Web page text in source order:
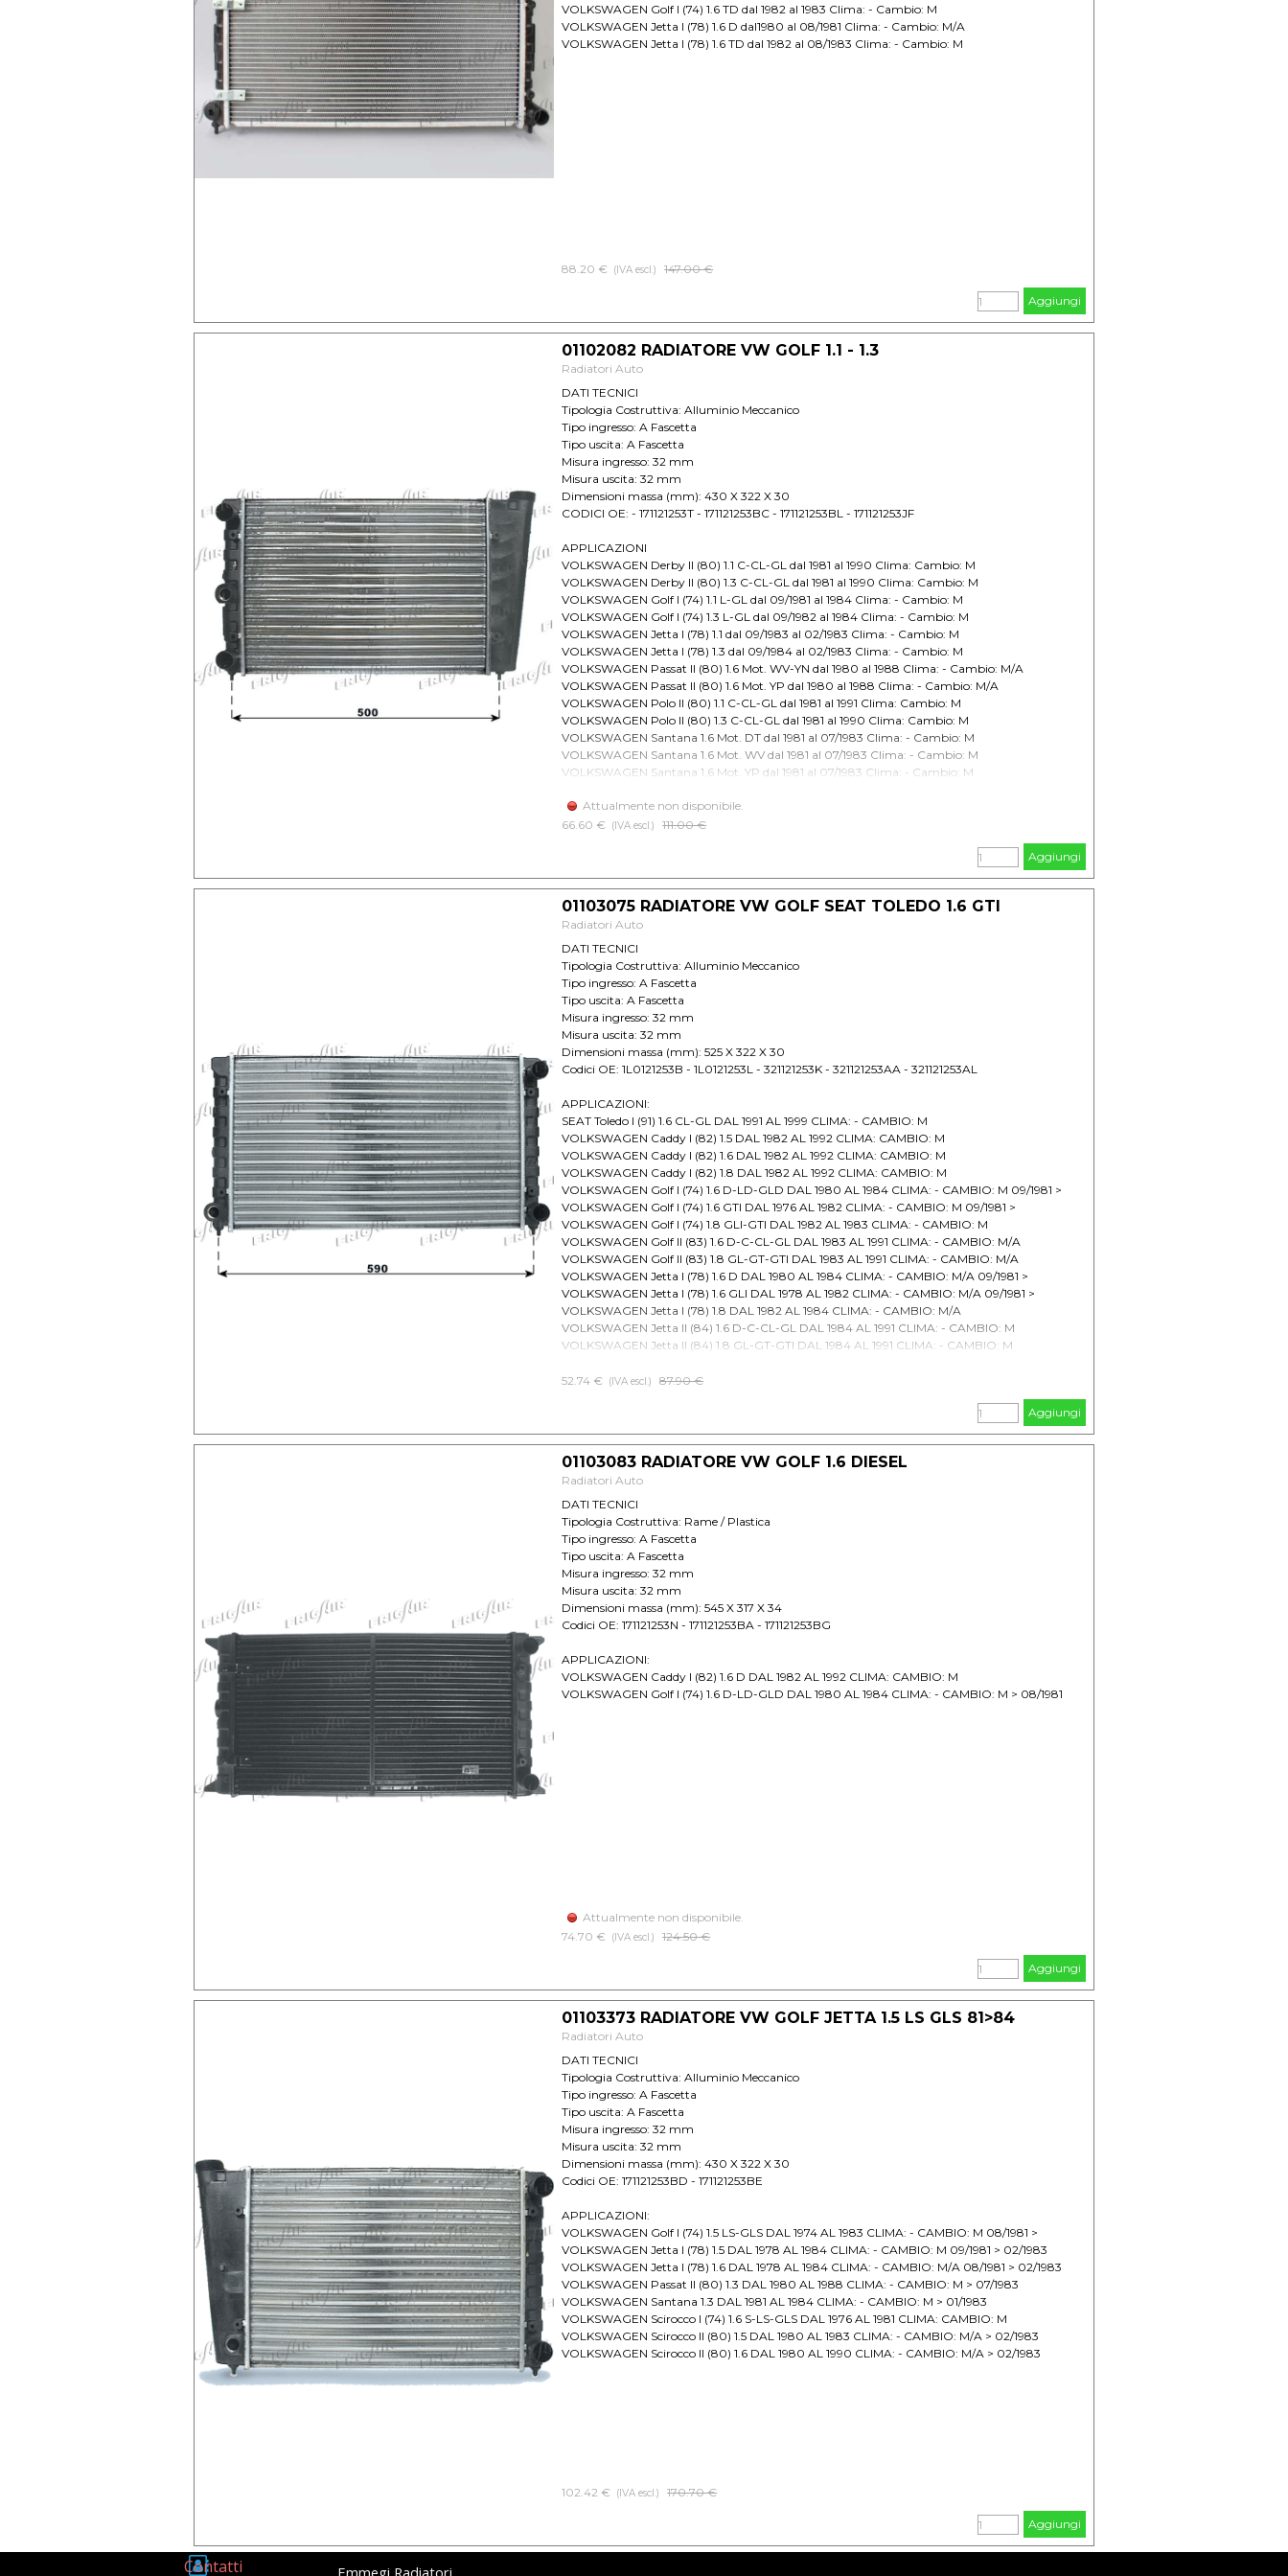
VOLKSWAGEN Golf I (74) 1.6 TD dal 1982 al 1983 Clima: - Cambio: M
VOLKSWAGEN Jetta I (78) 1.6 D dal1980 al 08/1981 Clima: - Cambio: M/A
VOLKSWAGEN Jetta I (78) 1.6 TD dal 1982 al 08/1983 Clima: - Cambio: M
88.20 € (IVA escl.) Prezzo senza sconto
147.00 €
Aggiungi
01102082 RADIATORE VW GOLF 1.1 - 1.3
Radiatori Auto
DATI TECNICI
Tipologia Costruttiva: Alluminio Meccanico
Tipo ingresso: A Fascetta
Tipo uscita: A Fascetta
Misura ingresso: 32 mm
Misura uscita: 32 mm
Dimensioni massa (mm): 430 X 322 X 30
CODICI OE: - 171121253T - 171121253BC - 171121253BL - 171121253JF
APPLICAZIONI
VOLKSWAGEN Derby II (80) 1.1 C-CL-GL dal 1981 al 1990 Clima: Cambio: M
VOLKSWAGEN Derby II (80) 1.3 C-CL-GL dal 1981 al 1990 Clima: Cambio: M
VOLKSWAGEN Golf I (74) 1.1 L-GL dal 09/1981 al 1984 Clima: - Cambio: M
VOLKSWAGEN Golf I (74) 1.3 L-GL dal 09/1982 al 1984 Clima: - Cambio: M
VOLKSWAGEN Jetta I (78) 1.1 dal 09/1983 al 02/1983 Clima: - Cambio: M
VOLKSWAGEN Jetta I (78) 1.3 dal 09/1984 al 02/1983 Clima: - Cambio: M
VOLKSWAGEN Passat II (80) 1.6 Mot. WV-YN dal 1980 al 1988 Clima: - Cambio: M/A
VOLKSWAGEN Passat II (80) 1.6 Mot. YP dal 1980 al 1988 Clima: - Cambio: M/A
VOLKSWAGEN Polo II (80) 1.1 C-CL-GL dal 1981 al 1991 Clima: Cambio: M
VOLKSWAGEN Polo II (80) 1.3 C-CL-GL dal 1981 al 1990 Clima: Cambio: M
VOLKSWAGEN Santana 1.6 Mot. DT dal 1981 al 07/1983 Clima: - Cambio: M
VOLKSWAGEN Santana 1.6 Mot. WV dal 1981 al 07/1983 Clima: - Cambio: M
VOLKSWAGEN Santana 1.6 Mot. YP dal 1981 al 07/1983 Clima: - Cambio: M
VOLKSWAGEN Scirocco I (74) 1.5 dal 1975 al 1978 Clima: Cambio: M
VOLKSWAGEN Scirocco II (80) 1.3 dal 1980 al 02/1983 Clima: + Cambio: M
Attualmente non disponibile.
66.60 €
(IVA escl.) Prezzo senza sconto
111.00 €
Aggiungi
01103075 RADIATORE VW GOLF SEAT TOLEDO 1.6 GTI
Radiatori Auto
DATI TECNICI
Tipologia Costruttiva: Alluminio Meccanico
Tipo ingresso: A Fascetta
Tipo uscita: A Fascetta
Misura ingresso: 32 mm
Misura uscita: 32 mm
Dimensioni massa (mm): 525 X 322 X 30
Codici OE: 1L0121253B - 1L0121253L - 321121253K - 321121253AA - 321121253AL
APPLICAZIONI:
SEAT Toledo I (91) 1.6 CL-GL DAL 1991 AL 1999 CLIMA: - CAMBIO: M
VOLKSWAGEN Caddy I (82) 1.5 DAL 1982 AL 1992 CLIMA: CAMBIO: M
VOLKSWAGEN Caddy I (82) 1.6 DAL 1982 AL 1992 CLIMA: CAMBIO: M
VOLKSWAGEN Caddy I (82) 1.8 DAL 1982 AL 1992 CLIMA: CAMBIO: M
VOLKSWAGEN Golf I (74) 1.6 D-LD-GLD DAL 1980 AL 1984 CLIMA: - CAMBIO: M 09/1981 >
VOLKSWAGEN Golf I (74) 1.6 GTI DAL 1976 AL 1982 CLIMA: - CAMBIO: M 09/1981 >
VOLKSWAGEN Golf I (74) 1.8 GLI-GTI DAL 1982 AL 1983 CLIMA: - CAMBIO: M
VOLKSWAGEN Golf II (83) 1.6 D-C-CL-GL DAL 1983 AL 1991 CLIMA: - CAMBIO: M/A
VOLKSWAGEN Golf II (83) 1.8 GL-GT-GTI DAL 1983 AL 1991 CLIMA: - CAMBIO: M/A
VOLKSWAGEN Jetta I (78) 1.6 D DAL 1980 AL 1984 CLIMA: - CAMBIO: M/A 09/1981 >
VOLKSWAGEN Jetta I (78) 1.6 GLI DAL 1978 AL 1982 CLIMA: - CAMBIO: M/A 09/1981 >
VOLKSWAGEN Jetta I (78) 1.8 DAL 1982 AL 1984 CLIMA: - CAMBIO: M/A
VOLKSWAGEN Jetta II (84) 1.6 D-C-CL-GL DAL 1984 AL 1991 CLIMA: - CAMBIO: M
VOLKSWAGEN Jetta II (84) 1.8 GL-GT-GTI DAL 1984 AL 1991 CLIMA: - CAMBIO: M
VOLKSWAGEN Scirocco II (80) 1.5 DAL 1980 AL 1983 CLIMA: + CAMBIO: M/A
VOLKSWAGEN Scirocco II (80) 1.6 DAL 1980 AL 1990 CLIMA: + CAMBIO: M/A 02/1983 >
VOLKSWAGEN Scirocco II (80) 1.8 8V DAL 1982 AL 1992 CLIMA: + CAMBIO: M/A
52.74 € (IVA escl.) Prezzo senza sconto
87.90 €
Aggiungi
01103083 RADIATORE VW GOLF 1.6 DIESEL
Radiatori Auto
DATI TECNICI
Tipologia Costruttiva: Rame / Plastica
Tipo ingresso: A Fascetta
Tipo uscita: A Fascetta
Misura ingresso: 32 mm
Misura uscita: 32 mm
Dimensioni massa (mm): 545 X 317 X 34
Codici OE: 171121253N - 171121253BA - 171121253BG
APPLICAZIONI:
VOLKSWAGEN Caddy I (82) 1.6 D DAL 1982 AL 1992 CLIMA: CAMBIO: M
VOLKSWAGEN Golf I (74) 1.6 D-LD-GLD DAL 1980 AL 1984 CLIMA: - CAMBIO: M > 08/1981
Attualmente non disponibile.
74.70 €
(IVA escl.) Prezzo senza sconto
124.50 €
Aggiungi
01103373 RADIATORE VW GOLF JETTA 1.5 LS GLS 81>84
Radiatori Auto
DATI TECNICI
Tipologia Costruttiva: Alluminio Meccanico
Tipo ingresso: A Fascetta
Tipo uscita: A Fascetta
Misura ingresso: 32 mm
Misura uscita: 32 mm
Dimensioni massa (mm): 430 X 322 X 30
Codici OE: 171121253BD - 171121253BE
APPLICAZIONI:
VOLKSWAGEN Golf I (74) 1.5 LS-GLS DAL 1974 AL 1983 CLIMA: - CAMBIO: M 08/1981 >
VOLKSWAGEN Jetta I (78) 1.5 DAL 1978 AL 1984 CLIMA: - CAMBIO: M 09/1981 > 02/1983
VOLKSWAGEN Jetta I (78) 1.6 DAL 1978 AL 1984 CLIMA: - CAMBIO: M/A 08/1981 > 02/1983
VOLKSWAGEN Passat II (80) 1.3 DAL 1980 AL 1988 CLIMA: - CAMBIO: M > 07/1983
VOLKSWAGEN Santana 1.3 DAL 1981 AL 1984 CLIMA: - CAMBIO: M > 01/1983
VOLKSWAGEN Scirocco I (74) 1.6 S-LS-GLS DAL 1976 AL 1981 CLIMA: CAMBIO: M
VOLKSWAGEN Scirocco II (80) 1.5 DAL 1980 AL 1983 CLIMA: - CAMBIO: M/A > 02/1983
VOLKSWAGEN Scirocco II (80) 1.6 DAL 1980 AL 1990 CLIMA: - CAMBIO: M/A > 02/1983
102.42 € (IVA escl.) Prezzo senza sconto
170.70 €
Aggiungi
Contatti Emmegi Radiatori